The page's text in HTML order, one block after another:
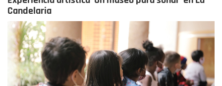
Candelaria